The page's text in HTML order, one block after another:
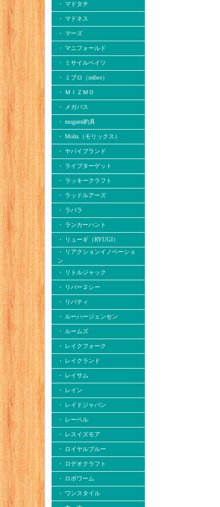
・ マドタチ
・ マドネス
・ マーズ
・ マニフォールド
・ ミサイルベイツ
・ ミブロ（mibro）
・ ＭＩＺＭＯ
・ メガバス
・ mogami釣具
・ Molix（モリックス）
・ ヤバイブランド
・ ライブターゲット
・ ラッキークラフト
・ ラッドルアーズ
・ ラパラ
・ ランカーハント
・ リューギ（RYUGI）
・ リアクションイノベーショ
ン
・ リトルジャック
・ リバー２シー
・ リバティ
・ ルーハージェンセン
・ ルームズ
・ レイクフォーク
・ レイクランド
・ レイサム
・ レイン
・ レイドジャパン
・ レーベル
・ レスイズモア
・ ロイヤルブルー
・ ロデオクラフト
・ ロボワーム
・ ワンスタイル